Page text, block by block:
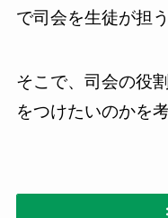
で司会を生徒が担
そこで、司会の役
をつけたいのかを